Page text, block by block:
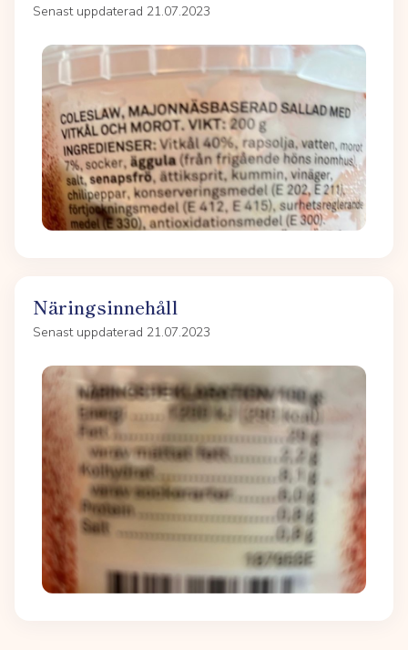
Senast uppdaterad 21.07.2023
Näringsinnehåll
Senast uppdaterad 21.07.2023